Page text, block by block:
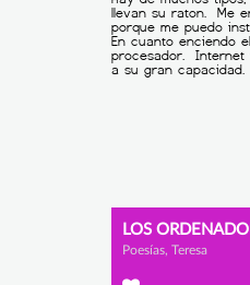
LOS
Poesías, Teresa